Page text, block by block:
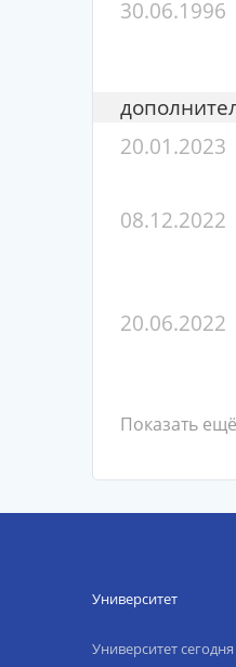
30.06.1996
20.01.2023
08.12.2022
20.06.2022
Показать
Университет
Университет сегодня